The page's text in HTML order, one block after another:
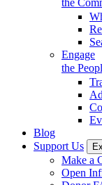
Engage
the
Blog
Support Us
Make a
Open